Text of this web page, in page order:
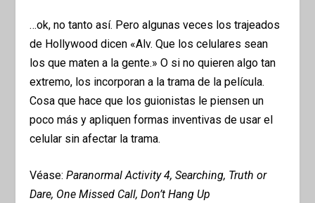
…ok, no tanto así. Pero algunas veces los trajeados
de Hollywood dicen «Alv. Que los celulares sean
los que maten a la gente.» O si no quieren algo tan
extremo, los incorporan a la trama de la película.
Cosa que hace que los guionistas le piensen un
poco más y apliquen formas inventivas de usar el
celular sin afectar la trama.
Véase:Paranormal Activity 4, Searching, Truth or
Dare, One Missed Call, Don’t Hang Up